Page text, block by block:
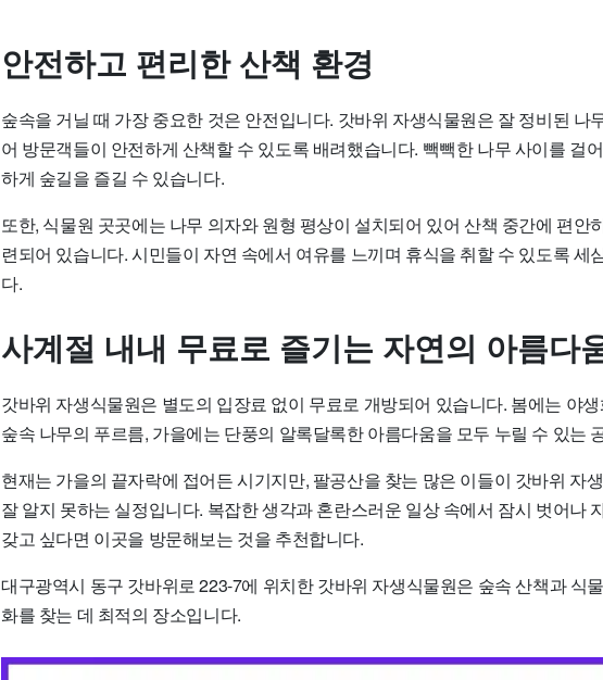
안전하고 편리한 산책 환경
숲속을 거닐 때 가장 중요한 것은 안전입니다. 갓바위 자생식물원은 잘 정비된 나
어 방문객들이 안전하게 산책할 수 있도록 배려했습니다. 빽빽한 나무 사이를 걸
하게 숲길을 즐길 수 있습니다.
또한, 식물원 곳곳에는 나무 의자와 원형 평상이 설치되어 있어 산책 중간에 편안
련되어 있습니다. 시민들이 자연 속에서 여유를 느끼며 휴식을 취할 수 있도록 세
다.
사계절 내내 무료로 즐기는 자연의 아름다
갓바위 자생식물원은 별도의 입장료 없이 무료로 개방되어 있습니다. 봄에는 야
숲속 나무의 푸르름, 가을에는 단풍의 알록달록한 아름다움을 모두 누릴 수 있는
현재는 가을의 끝자락에 접어든 시기지만, 팔공산을 찾는 많은 이들이 갓바위 자
잘 알지 못하는 실정입니다. 복잡한 생각과 혼란스러운 일상 속에서 잠시 벗어나
갖고 싶다면 이곳을 방문해보는 것을 추천합니다.
대구광역시 동구 갓바위로 223-7에 위치한 갓바위 자생식물원은 숲속 산책과 식
화를 찾는 데 최적의 장소입니다.